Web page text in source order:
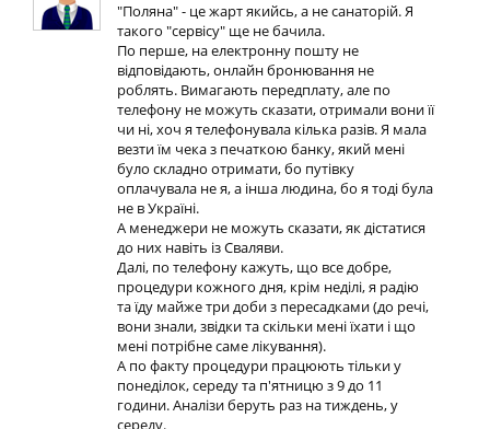
"Поляна" - це жарт якийсь, а не санаторiй. Я
такого "сервiсу" ще не бачила.
По перше, на електронну пошту не
вiдповiдають, онлайн бронювання не
роблять. Вимагають передплату, але по
телефону не можуть сказати, отримали вони її
чи нi, хоч я телефонувала кiлька разiв. Я мала
везти їм чека з печаткою банку, який менi
було складно отримати, бо путiвку
оплачувала не я, а iнша людина, бо я тодi була
не в Українi.
А менеджери не можуть сказати, як дiстатися
до них навiть iз Сваляви.
Далi, по телефону кажуть, що все добре,
процедури кожного дня, крiм недiлi, я радiю
та їду майже три доби з пересадками (до речi,
вони знали, звiдки та скiльки менi їхати i що
менi потрiбне саме лiкування).
А по факту процедури працюють тiльки у
понедiлок, середу та п'ятницю з 9 до 11
години. Аналiзи беруть раз на тиждень, у
середу.